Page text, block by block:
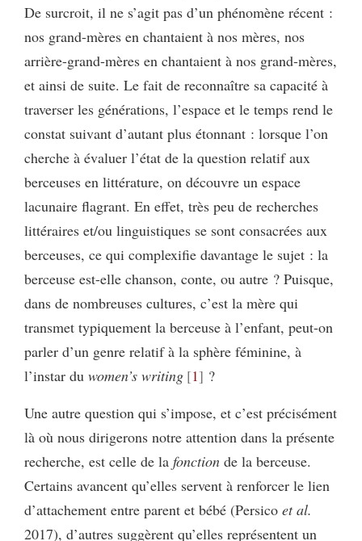
De surcroit, il ne s’agit pas d’un phénomène récent :
nos grand-mères en chantaient à nos mères, nos
arrière-grand-mères en chantaient à nos grand-mères,
et ainsi de suite. Le fait de reconnaître sa capacité à
traverser les générations, l’espace et le temps rend le
constat suivant d’autant plus étonnant : lorsque l’on
cherche à évaluer l’état de la question relatif aux
berceuses en littérature, on découvre un espace
lacunaire flagrant. En effet, très peu de recherches
littéraires et/ou linguistiques se sont consacrées aux
berceuses, ce qui complexifie davantage le sujet : la
berceuse est-elle chanson, conte, ou autre ? Puisque,
dans de nombreuses cultures, c’est la mère qui
transmet typiquement la berceuse à l’enfant, peut-on
parler d’un genre relatif à la sphère féminine, à
l’instar du women’s writing 1
?
Une autre question qui s’impose, et c’est précisément
là où nous dirigerons notre attention dans la présente
recherche, est celle de la fonction de la berceuse.
Certains avancent qu’elles servent à renforcer le lien
d’attachement entre parent et bébé (Persico et al.
2017), d’autres suggèrent qu’elles représentent un